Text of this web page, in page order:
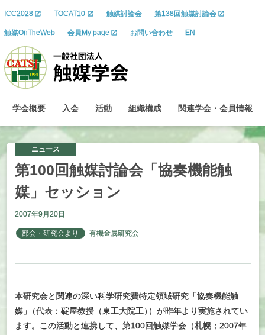
ICC2028 TOCAT10 触媒討論会 第138回触媒討論会
触媒OnTheWeb 会員My page お問い合わせ EN
学会概要 入会 活動 組織構成 関連学会 ・ 会員情報
ニュース
第100 回触媒討論会「協奏機能触
媒」 セッション
2007年9月20日
部会・研究会より 有機金属研究会
本研究会と関連の深い科学研究費特定領域研究「協奏機能触
媒」 （代表：碇屋教授（東工大院工） ）が昨年より実施されてい
ます。この活動と連携して、第100回触媒学会（札幌；2007年